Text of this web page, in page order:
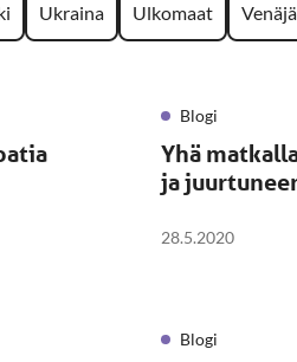
Ukraina Ulkomaat Venäjä
Blogi
Yhä
ja
28.5.2020
Blogi